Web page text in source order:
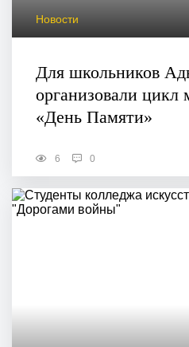
Новости
Для школьников
организовали цикл
«День Памяти»
6 0